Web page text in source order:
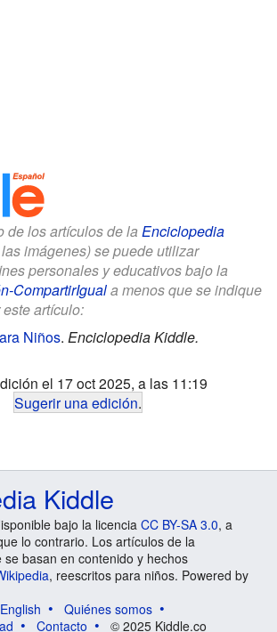
de los artículos de la Enciclopedia
imágenes) se puede utilizar
personales y educativos bajo la
CompartirIguala menos que se indique
artículo:
Niños. Enciclopedia Kiddle.
el 17 oct 2025, a las 11:19
Sugerir una edición.
Kiddle
bajo la licencia CC BY-SA 3.0, a
lo contrario. Los artículos de la
se basan en contenido y hechos
, reescritos para niños. Powered by
English
Quiénes somos
Contacto © 2025 Kiddle.co